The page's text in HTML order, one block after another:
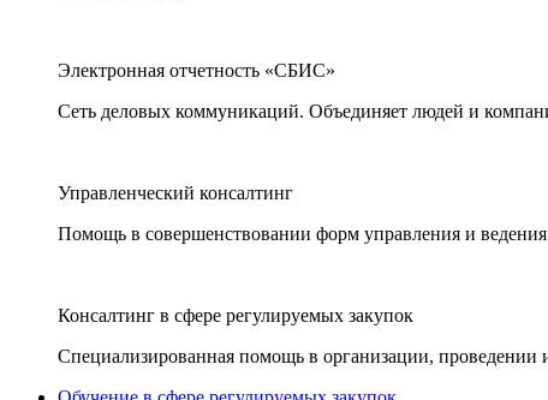
Электронная отчетность «СБИС»
Сеть деловых коммуникаций. Объединяет людей и
Управленческий консалтинг
Помощь в совершенствовании форм управления и ведения
Консалтинг в сфере регулируемых закупок
Специализированная помощь в организации, проведении